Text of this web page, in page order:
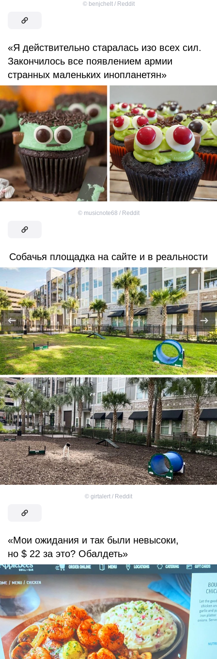
© benjchelt / Reddit
«Я действительно старалась изо всех сил.
Закончилось все появлением армии
странных маленьких инопланетян»
© musicnote68 / Reddit
Собачья площадка на сайте и в реальности
© girtalert / Reddit
«Мои ожидания и так были невысоки,
но $ 22 за это? Обалдеть»